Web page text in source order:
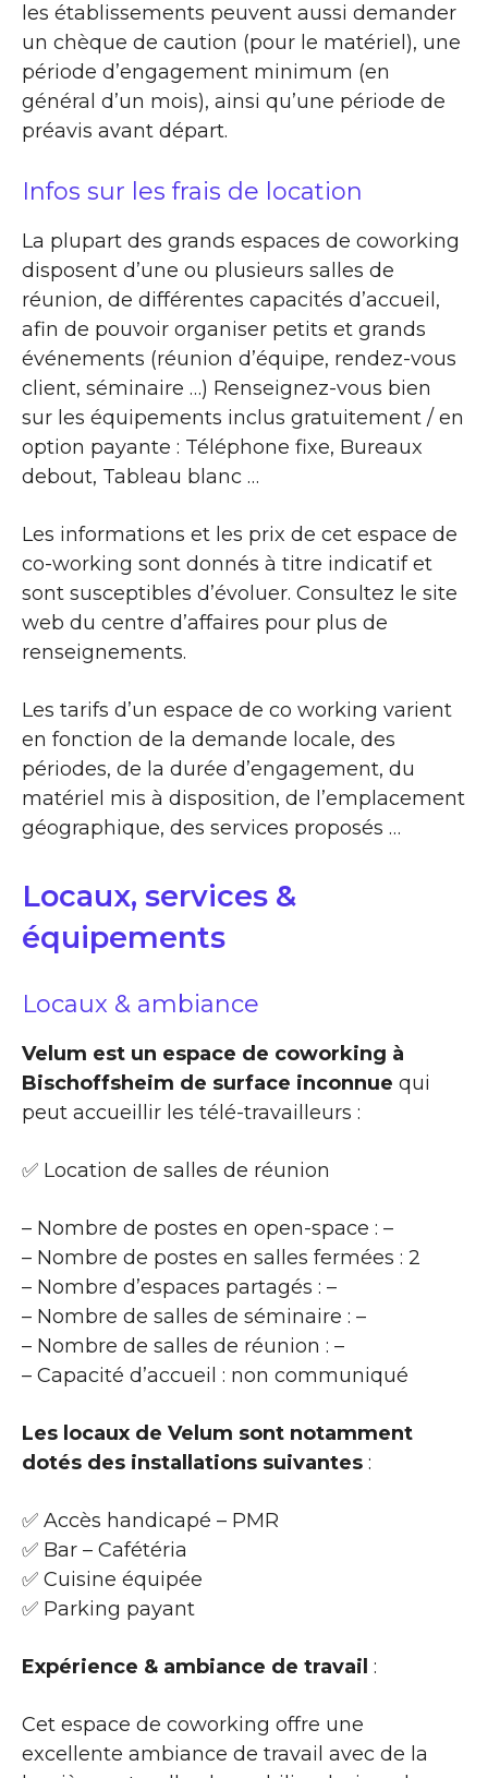
les établissements peuvent aussi demander
un chèque de caution (pour le matériel), une
période d’engagement minimum (en
général d’un mois), ainsi qu’une période de
préavis avant départ.
Infos sur les frais de location
La plupart des grands espaces de coworking
disposent d’une ou plusieurs salles de
réunion, de différentes capacités d’accueil,
afin de pouvoir organiser petits et grands
événements (réunion d’équipe, rendez-vous
client, séminaire …) Renseignez-vous bien
sur les équipements inclus gratuitement / en
option payante : Téléphone fixe, Bureaux
debout, Tableau blanc …
Les informations et les prix de cet espace de
co-working sont donnés à titre indicatif et
sont susceptibles d’évoluer. Consultez le site
web du centre d’affaires pour plus de
renseignements.
Les tarifs d’un espace de co working varient
en fonction de la demande locale, des
périodes, de la durée d’engagement, du
matériel mis à disposition, de l’emplacement
géographique, des services proposés …
Locaux, services &
équipements
Locaux & ambiance
Velum est un espace de coworking à
Bischoffsheim de surface inconnue qui
peut accueillir les télé-travailleurs :
✅ Location de salles de réunion
– Nombre de postes en open-space : –
– Nombre de postes en salles fermées : 2
– Nombre d’espaces partagés : –
– Nombre de salles de séminaire : –
– Nombre de salles de réunion : –
– Capacité d’accueil : non communiqué
Les locaux de Velum sont notamment
dotés des installations suivantes :
✅ Accès handicapé – PMR
✅ Bar – Cafétéria
✅ Cuisine équipée
✅ Parking payant
Expérience & ambiance de travail :
Cet espace de coworking offre une
excellente ambiance de travail avec de la